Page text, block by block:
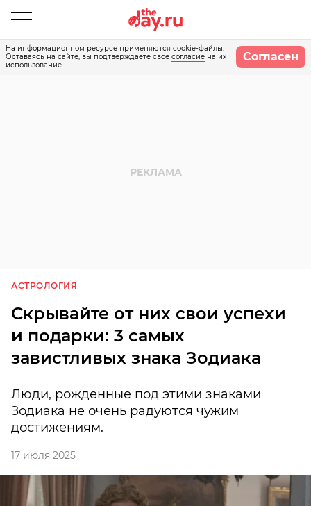
На информационном ресурсе применяются cookie-файлы.
Оставаясь на сайте, вы подтверждаете свое согласие на их
использование.
Согласен
АСТРОЛОГИЯ
Cкрывайте от них свои успехи
и подарки: 3 самых
завистливых знака Зодиака
Люди, рожденные под этими знаками
Зодиака не очень радуются чужим
достижениям.
17 июля 2025